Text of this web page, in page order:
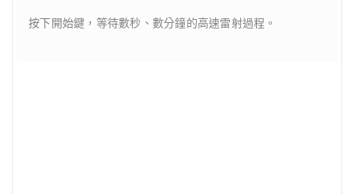
按下開始鍵，等待數秒、數分鐘的高速雷射過程。